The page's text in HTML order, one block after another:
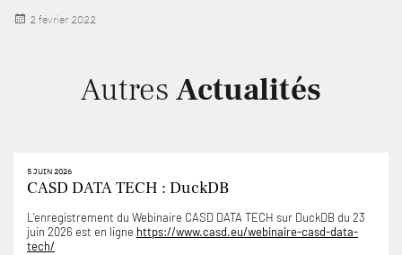
Publié
2 février 2022
Autres Actualités
5 JUIN 2026
CASD DATA TECH : DuckDB
L’enregistrement du Webinaire CASD DATA TECH sur DuckDB du 23
juin 2026 est en ligne https://www.casd.eu/webinaire-casd-data-
tech/